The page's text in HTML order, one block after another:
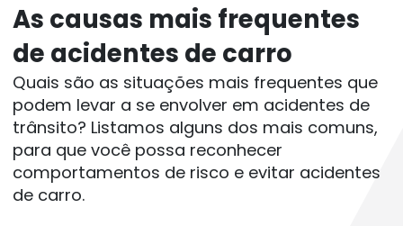
As causas mais frequentes
de acidentes de carro
Quais são as situações mais frequentes que
podem levar a se envolver em acidentes de
trânsito? Listamos alguns dos mais comuns,
para que você possa reconhecer
comportamentos de risco e evitar acidentes
de carro.